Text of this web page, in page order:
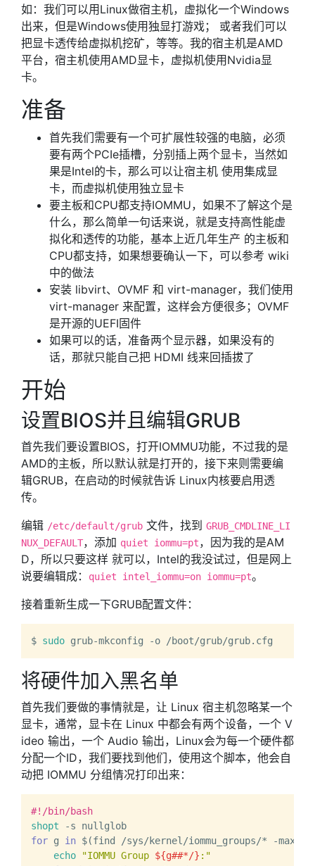
如：我们可以用Linux做宿主机，虚拟化一个Windows
出来，但是Windows使用独显打游戏； 或者我们可以
把显卡透传给虚拟机挖矿，等等。我的宿主机是AMD
平台，宿主机使用AMD显卡，虚拟机使用Nvidia显
卡。
准备
首先我们需要有一个可扩展性较强的电脑，必须
要有两个PCIe插槽，分别插上两个显卡，当然如
果是Intel的卡，那么可以让宿主机 使用集成显
卡，而虚拟机使用独立显卡
要主板和CPU都支持IOMMU，如果不了解这个是
什么，那么简单一句话来说，就是支持高性能虚
拟化和透传的功能，基本上近几年生产 的主板和
CPU都支持，如果想要确认一下，可以参考 wiki
中的做法
安装 libvirt、OVMF 和 virt-manager，我们使用
virt-manager 来配置，这样会方便很多；OVMF
是开源的UEFI固件
如果可以的话，准备两个显示器，如果没有的
话，那就只能自己把 HDMI 线来回插拔了
开始
设置BIOS并且编辑GRUB
首先我们要设置BIOS，打开IOMMU功能，不过我的是
AMD的主板，所以默认就是打开的，接下来则需要编
辑GRUB，在启动的时候就告诉 Linux内核要启用透
传。
编辑 /etc/default/grub 文件，找到 GRUB_CMDLINE_LI
NUX_DEFAULT，添加 quiet iommu=pt，因为我的是AM
D，所以只要这样 就可以，Intel的我没试过，但是网上
说要编辑成：
quiet intel_iommu=on iommu=pt。
接着重新生成一下GRUB配置文件：
$ sudo
将硬件加入黑名单
首先我们要做的事情就是，让 Linux 宿主机忽略某一个
显卡，通常，显卡在 Linux 中都会有两个设备，一个 V
ideo 输出，一个 Audio 输出，Linux会为每一个硬件都
分配一个ID，我们要找到他们，使用这个脚本，他会自
动把 IOMMU 分组情况打印出来：
#!/bin/bash
shopt
for g in $(find /sys/kernel/iommu_groups/* -
echo
"IOMMU Group ${g##*/} :"